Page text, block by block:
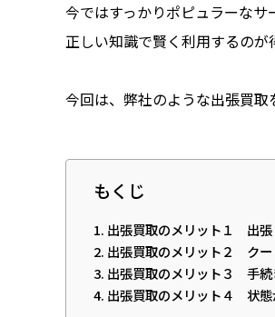
今ではすっかりポピュラーなサ
正しい知識で賢く利用するのが
今回は、弊社のような出張買
もくじ
出張買取のメリット１ 出張
出張買取のメリット２ クー
出張買取のメリット３ 手続
出張買取のメリット４ 状態